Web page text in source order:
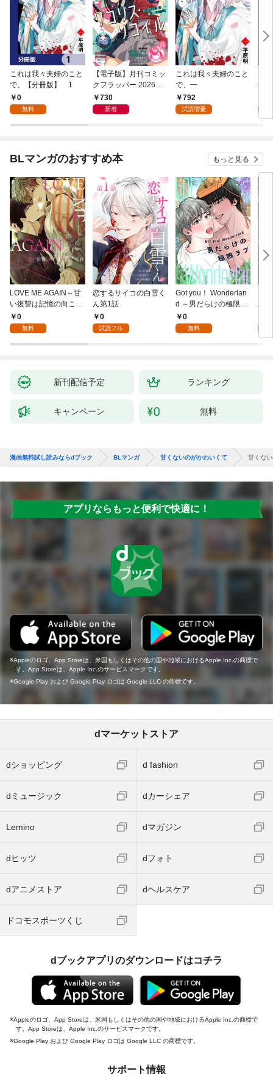
これは我々夫婦のこと
で、【分冊版】 1
0
無料
【電子版】月刊コミッ
クフラッパー 2026年9
月号730
新着
これは我々夫婦のこと
で、一
792
試読増量
チ
冊
BLマンガのおすすめ本 もっと見る
LOVE ME AGAIN～甘
い復讐は記憶の向こう
側～(1)
0
無料
恋するサイコの白雪く
ん第1話
0
試読フル
Got you！ Wonderlan
d ～男だらけの極限ラ
ブ～(1)
0
無料
鳥
新刊配信予定 ランキング
キャンペーン 無料
漫画無料試し読みならdブック BLマンガ 甘くないのがかわいくて 甘くな
アプリならもっと便利で快適に！
Appleのロゴ、App Storeは、米国もしくはその他の国や地域におけるApple Inc.の商標で
す。App Storeは、Apple Inc.のサービスマークです。
Google Play および Google Play ロゴは Google LLC の商標です。
dマーケットストア
dショッピング d fashion
dミュージック dカーシェア
Lemino dマガジン
dヒッツ dフォト
dアニメストア dヘルスケア
ドコモスポーツくじ
dブックアプリのダウンロードはコチラ
Appleのロゴ、App Storeは、米国もしくはその他の国や地域におけるApple Inc.の商標で
す。App Storeは、Apple Inc.のサービスマークです。
Google Play および Google Play ロゴは Google LLC の商標です。
サポート情報